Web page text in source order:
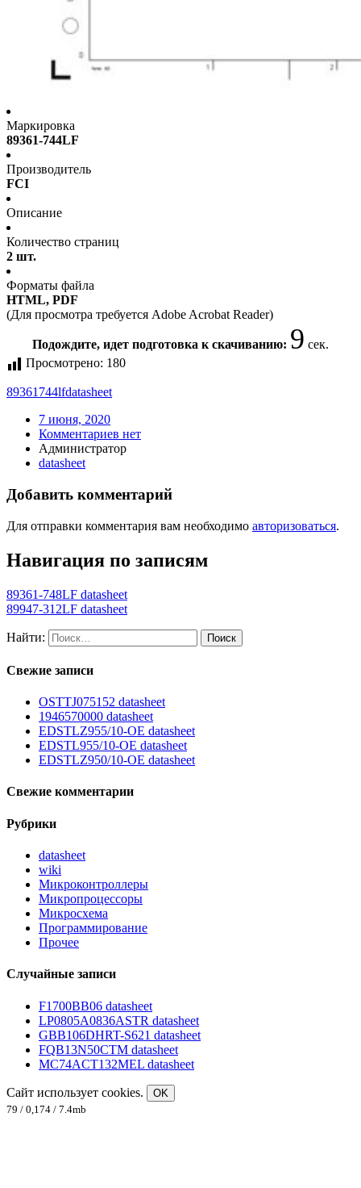
Маркировка
89361-744LF
Производитель
FCI
Описание
Количество страниц
2 шт.
Форматы файла
HTML, PDF
(Для просмотра требуется Adobe Acrobat Reader)
Подождите, идет подготовка к скачиванию: 9 сек.
Просмотрено: 180
89361744lfdatasheet
7 июня, 2020
Комментариев нет
Администратор
datasheet
Добавить комментарий
Для отправки комментария вам необходимо авторизоваться.
Навигация по записям
89361-748LF datasheet
89947-312LF datasheet
Найти:
Свежие записи
OSTTJ075152 datasheet
1946570000 datasheet
EDSTLZ955/10-OE datasheet
EDSTL955/10-OE datasheet
EDSTLZ950/10-OE datasheet
Свежие комментарии
Рубрики
datasheet
wiki
Микроконтроллеры
Микропроцессоры
Микросхема
Программирование
Прочее
Случайные записи
F1700BB06 datasheet
LP0805A0836ASTR datasheet
GBB106DHRT-S621 datasheet
FQB13N50CTM datasheet
MC74ACT132MEL datasheet
Сайт использует cookies.
OK
79 / 0,174 / 7.4mb